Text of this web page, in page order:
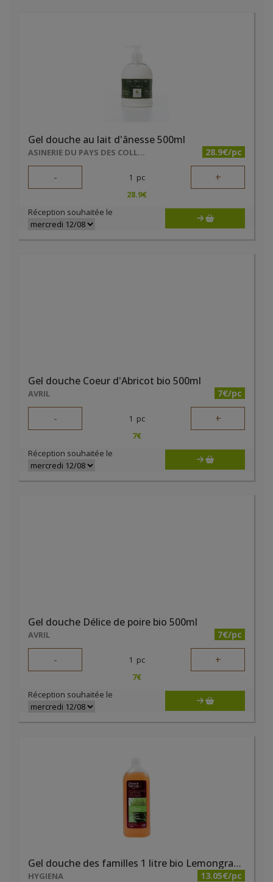
Gel douche au lait d'ânesse 500ml
ASINERIE DU PAYS DES COLLINES SRL 28.9€/pc
- 1 pc +
28.9€
Réception souhaitée le
Gel douche Coeur d'Abricot bio 500ml
AVRIL 7€/pc
- 1 pc +
7€
Réception souhaitée le
Gel douche Délice de poire bio 500ml
AVRIL 7€/pc
- 1 pc +
7€
Réception souhaitée le
Gel douche des familles 1 litre bio Lemongrass Douce Nature
HYGIENA 13.05€/pc